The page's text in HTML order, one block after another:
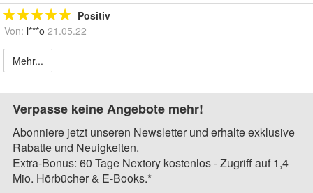
Positiv
Von: l***o 21.05.22
Mehr...
Verpasse keine Angebote mehr!
Abonniere jetzt unseren Newsletter und erhalte exklusive
Rabatte und Neuigkeiten.
Extra-Bonus: 60 Tage Nextory kostenlos - Zugriff auf 1,4
Mio. Hörbücher & E-Books.*